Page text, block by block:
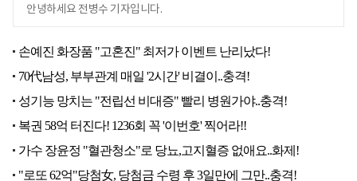
안녕하세요 전병수 기자입니다.